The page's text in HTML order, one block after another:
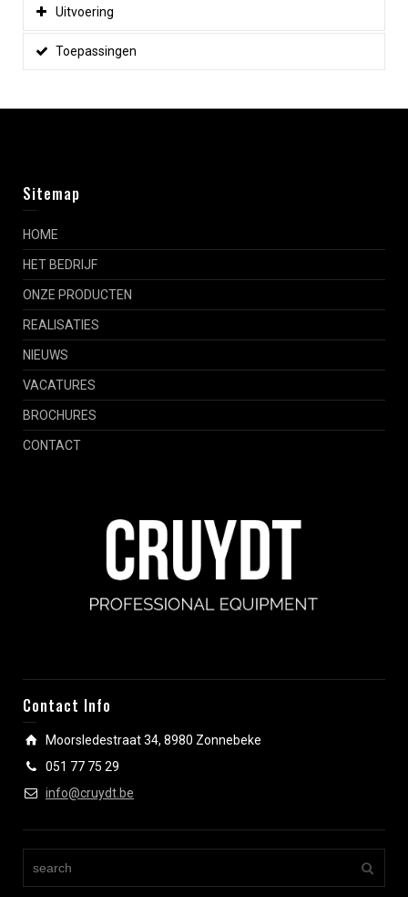
Uitvoering
Toepassingen
Sitemap
HOME
HET BEDRIJF
ONZE PRODUCTEN
REALISATIES
NIEUWS
VACATURES
BROCHURES
CONTACT
Contact Info
Moorsledestraat 34, 8980 Zonnebeke
051 77 75 29
info@cruydt.be